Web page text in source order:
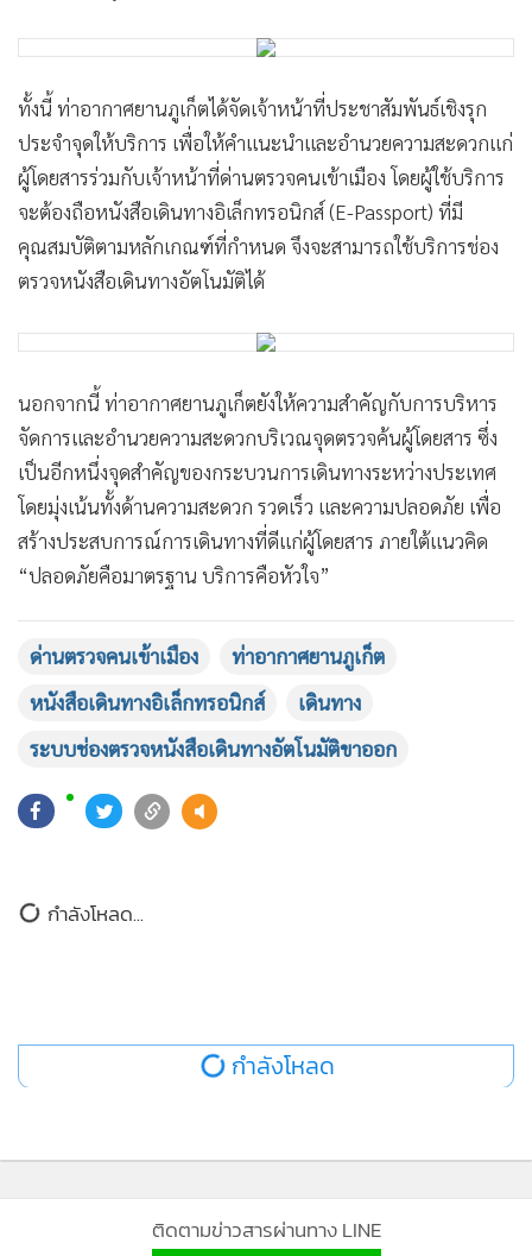
• Gotomanager
ทั้งนี้ ท่าอากาศยานภูเก็ตได้จัดเจ้าหน้าที่ประชาสัมพันธ์เชิงรุก
ประจำจุดให้บริการ เพื่อให้คำแนะนำและอำนวยความสะดวกแก่
ผู้โดยสารร่วมกับเจ้าหน้าที่ด่านตรวจคนเข้าเมือง โดยผู้ใช้บริการ
จะต้องถือหนังสือเดินทางอิเล็กทรอนิกส์ (E-Passport) ที่มี
คุณสมบัติตามหลักเกณฑ์ที่กำหนด จึงจะสามารถใช้บริการช่อง
ตรวจหนังสือเดินทางอัตโนมัติได้
นอกจากนี้ ท่าอากาศยานภูเก็ตยังให้ความสำคัญกับการบริหาร
จัดการและอำนวยความสะดวกบริเวณจุดตรวจค้นผู้โดยสาร ซึ่ง
เป็นอีกหนึ่งจุดสำคัญของกระบวนการเดินทางระหว่างประเทศ
โดยมุ่งเน้นทั้งด้านความสะดวก รวดเร็ว และความปลอดภัย เพื่อ
สร้างประสบการณ์การเดินทางที่ดีแก่ผู้โดยสาร ภายใต้แนวคิด
“ปลอดภัยคือมาตรฐาน บริการคือหัวใจ”
ด่านตรวจคนเข้าเมือง
ท่าอากาศยานภูเก็ต
หนังสือเดินทางอิเล็กทรอนิกส์
เดินทาง
ระบบช่องตรวจหนังสือเดินทางอัตโนมัติขาออก
ยอดนิยม
ติดตามข่าวสารผ่านทาง LINE